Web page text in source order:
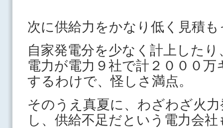
次に供給力をかなり低く見積
自家発電分を少なく計上した
電力が電力９社で計２０００
するわけで、怪しさ満点。
そのうえ真夏に、わざわざ火
し、供給不足だという電力会